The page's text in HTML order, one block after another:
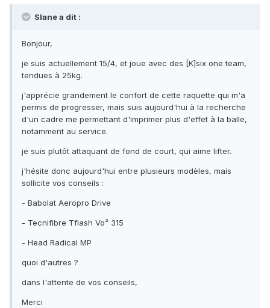
Slane a dit :
Bonjour,
je suis actuellement 15/4, et joue avec des [K]six one team,
tendues à 25kg.
j'apprécie grandement le confort de cette raquette qui m'a
permis de progresser, mais suis aujourd'hui à la recherche
d'un cadre me permettant d'imprimer plus d'effet à la balle,
notamment au service.
je suis plutôt attaquant de fond de court, qui aime lifter.
j'hésite donc aujourd'hui entre plusieurs modèles, mais
sollicite vos conseils :
- Babolat Aeropro Drive
- Tecnifibre Tflash Vo² 315
- Head Radical MP
quoi d'autres ?
dans l'attente de vos conseils,
Merci